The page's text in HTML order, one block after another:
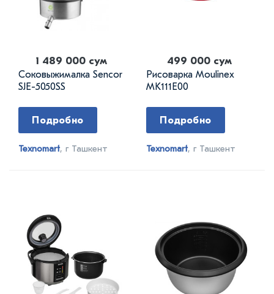
1 489 000 сум
Соковыжималка Sencor
SJE-5050SS
Подробно
Texnomart, г Ташкент
499 000 сум
Рисоварка Moulinex
MK111E00
Подробно
Texnomart, г Ташкент